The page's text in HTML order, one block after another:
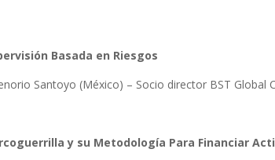
Basada en Riesgos
Santoyo (México) – Socio director BST Global
y su Metodología Para Financiar